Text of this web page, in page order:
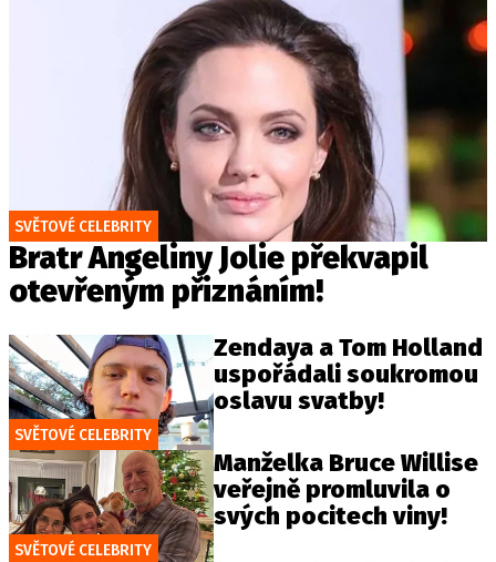
SVĚTOVÉ CELEBRITY
Bratr Angeliny Jolie překvapil
otevřeným přiznáním!
SVĚTOVÉ CELEBRITY
Zendaya a Tom Holland
uspořádali soukromou
oslavu svatby!
SVĚTOVÉ CELEBRITY
Manželka Bruce Willise
veřejně promluvila o
svých pocitech viny!